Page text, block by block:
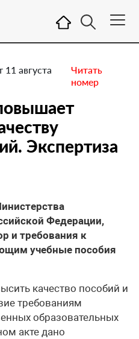
11 августа
Читать
номер
Экспертиза
Федерации,
и требования к
учебные пособия
качество пособий и
требованиям
образовательных
акте дано